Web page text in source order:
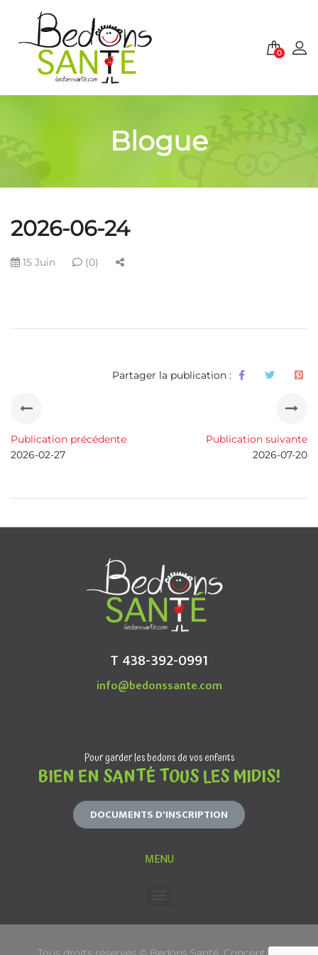
0
Blogue
2026-06-24
15 Juin (0)
Partager la publication :
Publication précédente
2026-02-27
Publication suivante
2026-07-20
T 438-392-0991
info@bedonssante.com
Pour garder les bedons de vos enfants
BIEN EN SANTÉ TOUS LES MIDIS!
DOCUMENTS D'INSCRIPTION
MENU